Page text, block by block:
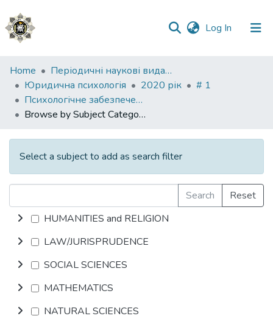
Log In (current)
Communities
&
Collections
All of DSpace
Home
Періодичні наукові видання НАВС
Юридична психологія
2020 рік
# 1
Психологічне забезпечення правоохоронної діяльності
Browse by Subject Category
Select a subject to add as search filter
Search
Reset
HUMANITIES and RELIGION
LAW/JURISPRUDENCE
SOCIAL SCIENCES
MATHEMATICS
NATURAL SCIENCES